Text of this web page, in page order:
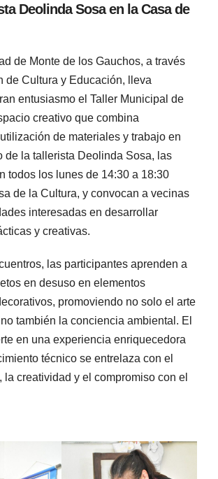
Deolinda Sosa en la Casa de
de Monte de los Gauchos, a través
de Cultura y Educación, lleva
entusiasmo el Taller Municipal de
creativo que combina
de materiales y trabajo en
de la tallerista Deolinda Sosa, las
todos los lunes de 14:30 a 18:30
de la Cultura, y convocan a vecinas
interesadas en desarrollar
y creativas.
las participantes aprenden a
en desuso en elementos
promoviendo no solo el arte
también la conciencia ambiental. El
en una experiencia enriquecedora
técnico se entrelaza con el
la creatividad y el compromiso con el